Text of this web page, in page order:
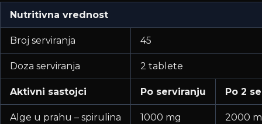
Nutritivna vrednost
Broj serviranja 45
Doza serviranja 2 tablete
Aktivni sastojci Po serviranju Po 2
Alge u prahu – spirulina 1000 mg 2000